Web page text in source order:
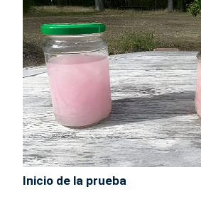
Inicio de la prueba